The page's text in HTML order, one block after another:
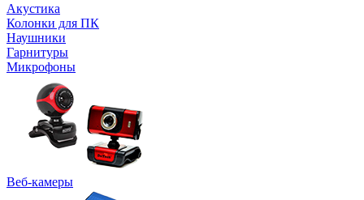
Акустика
Колонки для ПК
Наушники
Гарнитуры
Микрофоны
Веб-камеры